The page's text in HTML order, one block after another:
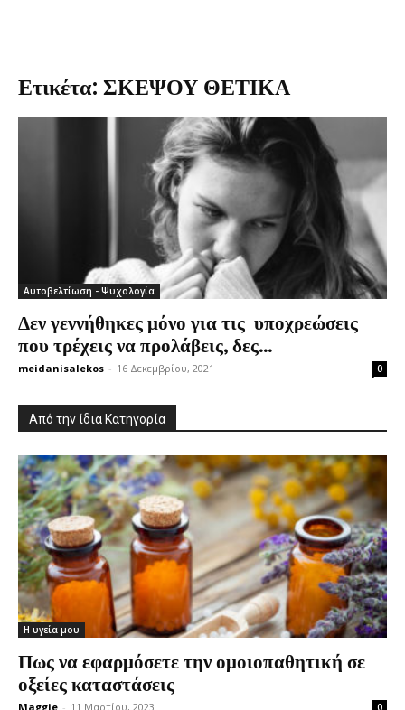
Ετικέτα: ΣΚΕΨΟΥ ΘΕΤΙΚΑ
Αυτοβελτίωση - Ψυχολογία
Δεν γεννήθηκες μόνο για τις υποχρεώσεις
που τρέχεις να προλάβεις, δες...
meidanisalekos - 16 Δεκεμβρίου, 2021 0
Από την ίδια Κατηγορία
Η υγεία μου
Πως να εφαρμόσετε την ομοιοπαθητική σε
οξείες καταστάσεις
Maggie - 11 Μαρτίου, 2023 0